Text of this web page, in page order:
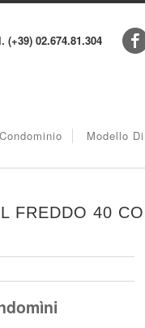
(+39) 02.674.81.304
Modello
FREDDO 40